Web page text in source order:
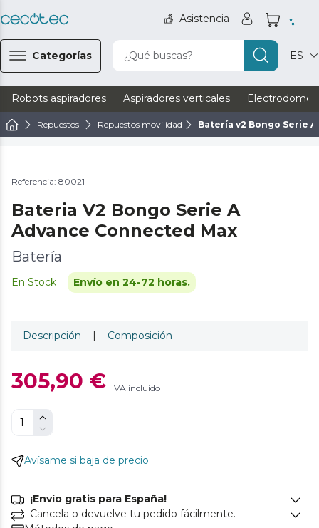
Asistencia
Categorías ¿Qué buscas? ES
Robots aspiradores Aspiradores verticales
Repuestos Repuestos movilidad Batería v2 Bongo Serie
Referencia: 80021
Bateria V2 Bongo Serie A
Advance Connected Max
Batería
En Stock Envío en 24-72 horas.
Descripción | Composición
305,90 € IVA incluido
Avísame si baja de precio
¡Envío gratis para España!
Cancela o devuelve tu pedido fácilmente.